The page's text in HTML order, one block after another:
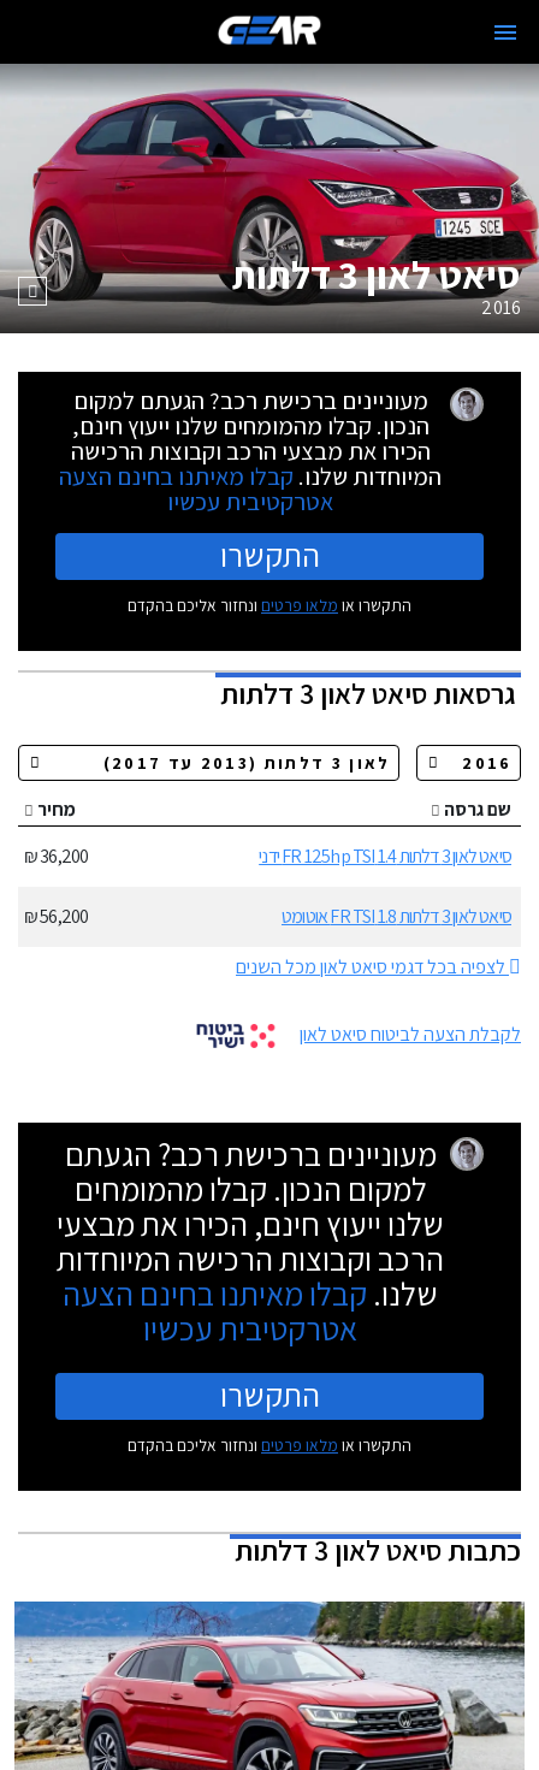
סיאט לאון 3 דלתות
2016
מעוניינים ברכישת רכב? הגעתם למקום
הנכון. קבלו מהמומחים שלנו ייעוץ חינם,
הכירו את מבצעי הרכב וקבוצות הרכישה
המיוחדות שלנו. קבלו מאיתנו בחינם הצעה
אטרקטיבית עכשיו
התקשרו
התקשרו או מלאו פרטים ונחזור אליכם בהקדם
גרסאותסיאט לאון 3 דלתות
שם גרסה
מחיר
סיאט לאון 3 דלתות 1.4 FR 125hp TSI ידני
36,200 ₪
סיאט לאון 3 דלתות 1.8 FR TSI אוטומט
56,200 ₪
לצפיה בכל דגמי סיאט לאון מכל השנים
לקבלת הצעה לביטוח סיאט לאון
מעוניינים ברכישת רכב? הגעתם
למקום הנכון. קבלו מהמומחים
שלנו ייעוץ חינם, הכירו את מבצעי
הרכב וקבוצות הרכישה המיוחדות
שלנו. קבלו מאיתנו בחינם הצעה
אטרקטיבית עכשיו
התקשרו
התקשרו או מלאו פרטים ונחזור אליכם בהקדם
כתבותסיאט לאון 3 דלתות